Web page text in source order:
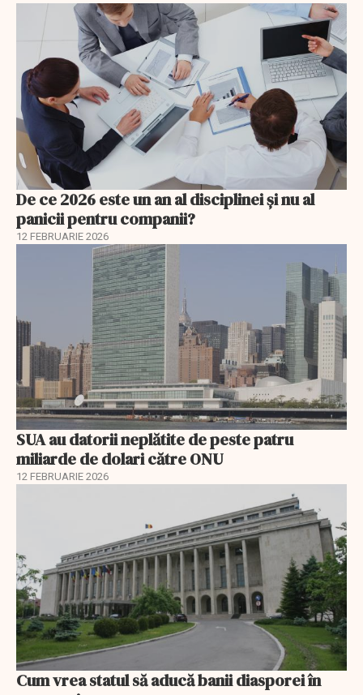
De ce 2026 este un an al disciplinei și nu al
panicii pentru companii?
12 FEBRUARIE 2026
SUA au datorii neplătite de peste patru
miliarde de dolari către ONU
12 FEBRUARIE 2026
Cum vrea statul să aducă banii diasporei în